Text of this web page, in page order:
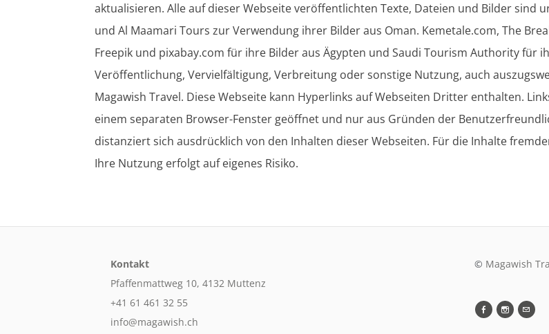
aktualisieren. Alle auf dieser Webseite veröffentlichten Texte, Dateien und Bilder sind
und Al Maamari Tours zur Verwendung ihrer Bilder aus Oman. Kemetale.com, The
Freepik und pixabay.com für ihre Bilder aus Ägypten und Saudi Tourism Authority für
Veröffentlichung, Vervielfältigung, Verbreitung oder sonstige Nutzung, auch
Magawish Travel. Diese Webseite kann Hyperlinks auf Webseiten Dritter enthalten.
einem separaten Browser-Fenster geöffnet und nur aus Gründen der
distanziert sich ausdrücklich von den Inhalten dieser Webseiten. Für die Inhalte
Ihre Nutzung erfolgt auf eigenes Risiko.
Kontakt
Pfaffenmattweg 10, 4132 Muttenz
+41 61 461 32 55
info@magawish.ch
© ​Magawish